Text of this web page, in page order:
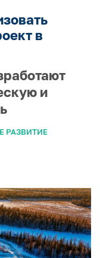
в
и
РАЗВИТИЕ